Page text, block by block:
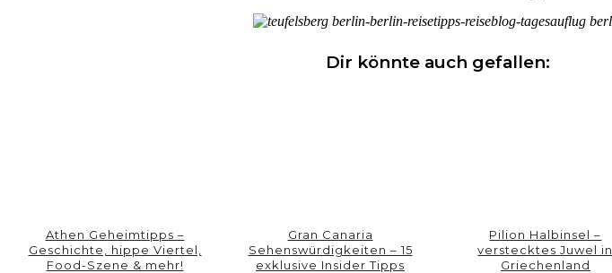
Dir könnte auch gefallen:
Athen Geheimtipps –
Geschichte, hippe Viertel,
Food-Szene & mehr!
Gran Canaria
Sehenswürdigkeiten – 15
exklusive Insider Tipps
Pilion Halbinsel –
verstecktes Juwel in
Griechenland